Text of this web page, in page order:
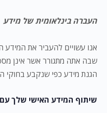
העברה בינלאומית של מידע
אנו עשויים להעביר את המידע
שבה אתה מתגורר אשר אינן
הגנת מידע כפי שנקבע בחוקי
שיתוף המידע האישי שלך